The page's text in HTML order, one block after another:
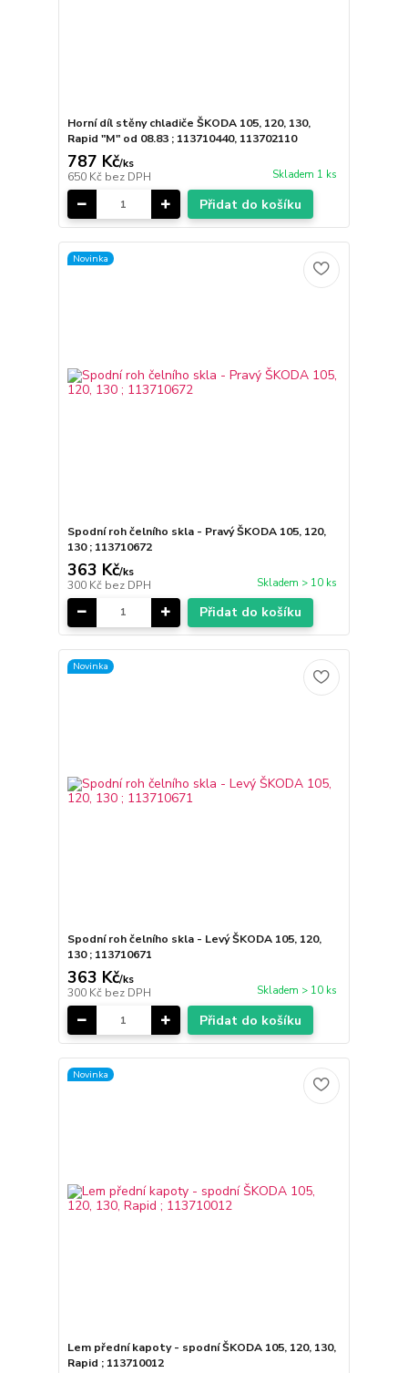
Horní díl stěny chladiče ŠKODA 105, 120, 130,
Rapid "M" od 08.83 ; 113710440, 113702110
787 Kč/ks
650 Kč bez DPH Skladem 1 ks
Přidat do košíku
Novinka
Spodní roh čelního skla - Pravý ŠKODA 105, 120,
130 ; 113710672
363 Kč/ks
300 Kč bez DPH Skladem > 10 ks
Přidat do košíku
Novinka
Spodní roh čelního skla - Levý ŠKODA 105, 120,
130 ; 113710671
363 Kč/ks
300 Kč bez DPH Skladem > 10 ks
Přidat do košíku
Novinka
Lem přední kapoty - spodní ŠKODA 105, 120, 130,
Rapid ; 113710012